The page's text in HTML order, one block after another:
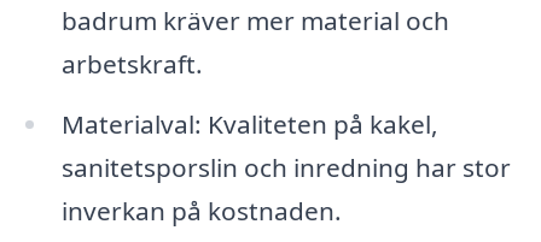
badrum kräver mer material och
arbetskraft.
Materialval: Kvaliteten på kakel,
sanitetsporslin och inredning har stor
inverkan på kostnaden.